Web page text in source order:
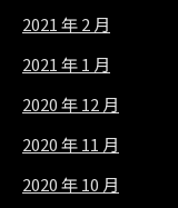
2021 年 2 月
2021 年 1 月
2020 年 12 月
2020 年 11 月
2020 年 10 月